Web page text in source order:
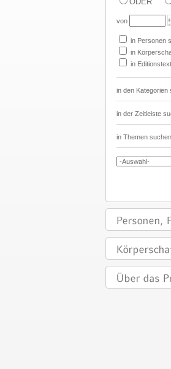
von
in Personen
in
in
in den Kategorien
in der Zeitleiste
in Themen suchen